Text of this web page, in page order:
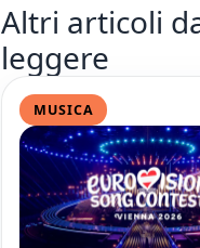
Altri articoli
leggere
MUSICA